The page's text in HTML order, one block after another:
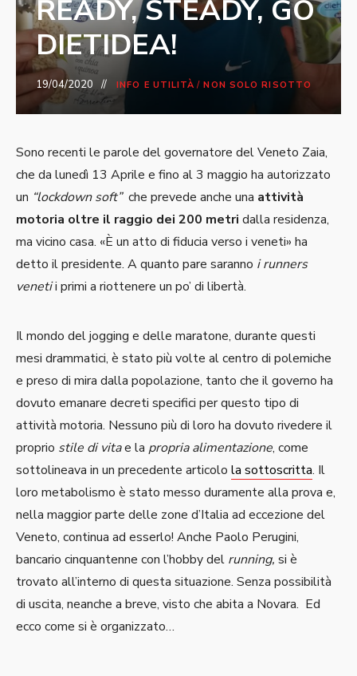
READY, STEADY, GO
DIETIDEA!
19/04/2020 INFO E UTILITÀ / NON SOLO RISOTTO
Sono recenti le parole del governatore del Veneto Zaia,
che da lunedì 13 Aprile e fino al 3 maggio ha autorizzato
un “lockdown soft” che prevede anche una attività
motoria oltre il raggio dei 200 metri dalla residenza,
ma vicino casa. «È un atto di fiducia verso i veneti» ha
detto il presidente. A quanto pare saranno i runners
venetii primi a riottenere un po’ di libertà.
Il mondo del jogging e delle maratone, durante questi
mesi drammatici, è stato più volte al centro di polemiche
e preso di mira dalla popolazione, tanto che il governo ha
dovuto emanare decreti specifici per questo tipo di
attività motoria. Nessuno più di loro ha dovuto rivedere il
proprio stile di vitae la propria alimentazione, come
sottolineava in un precedente articolo la sottoscritta. Il
loro metabolismo è stato messo duramente alla prova e,
nella maggior parte delle zone d’Italia ad eccezione del
Veneto, continua ad esserlo! Anche Paolo Perugini,
bancario cinquantenne con l’hobby del running, si è
trovato all’interno di questa situazione. Senza possibilità
di uscita, neanche a breve, visto che abita a Novara. Ed
ecco come si è organizzato…